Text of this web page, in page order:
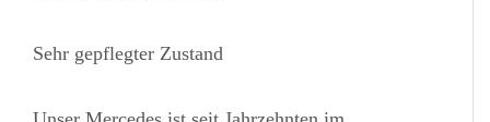
Sehr gepflegter Zustand